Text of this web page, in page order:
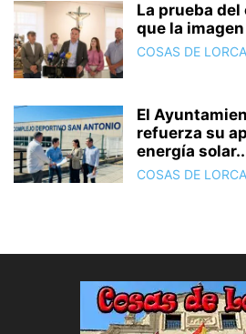
La prueba del
que la
COSAS DE LORCA
El
refuerza su
energía
COSAS DE LORCA